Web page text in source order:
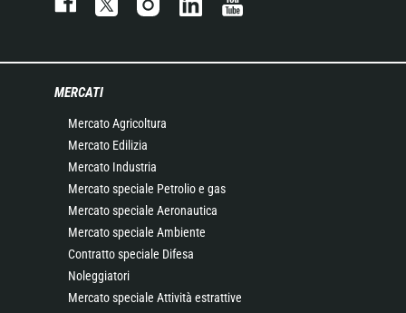
MERCATI
Mercato Agricoltura
Mercato Edilizia
Mercato Industria
Mercato speciale Petrolio e gas
Mercato speciale Aeronautica
Mercato speciale Ambiente
Contratto speciale Difesa
Noleggiatori
Mercato speciale Attività estrattive